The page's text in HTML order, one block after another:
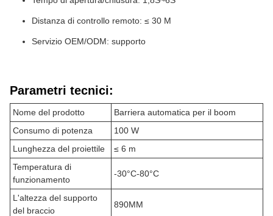
Distanza di controllo remoto: ≤ 30 M
Servizio OEM/ODM: supporto
Parametri tecnici:
Nome del prodotto
Barriera automatica per il boom
Consumo di potenza
100 W
Lunghezza del proiettile
≤ 6 m
Temperatura di
funzionamento
-30°C-80°C
L'altezza del supporto
del braccio
890MM